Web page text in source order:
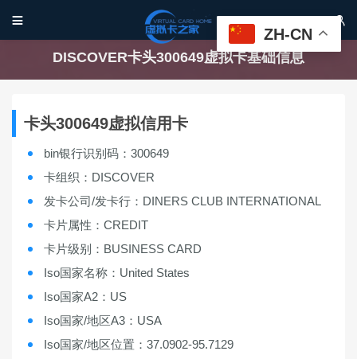
 
DISCOVER卡头300649虚拟卡基础信息
卡头300649虚拟信用卡
bin银行识别码：300649
卡组织：DISCOVER
发卡公司/发卡行：DINERS CLUB INTERNATIONAL
卡片属性：CREDIT
卡片级别：BUSINESS CARD
Iso国家名称：United States
Iso国家A2：US
Iso国家/地区A3：USA
Iso国家/地区位置：37.0902-95.7129
ZH-CN